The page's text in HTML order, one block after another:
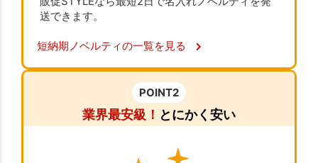
送できます。
短納期ノベルティの一覧を見る
POINT2
業界最安級！ とにかく安い